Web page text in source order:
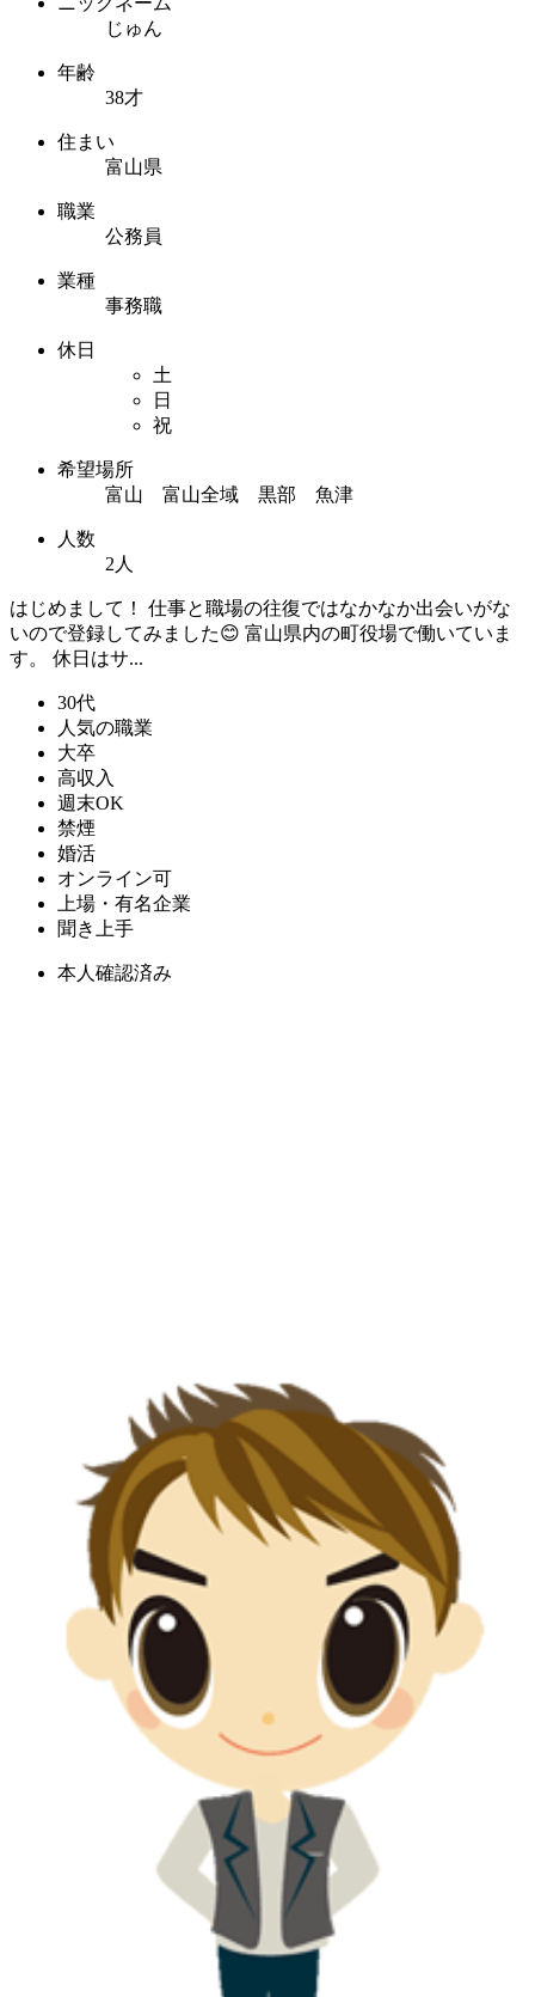
じゅん
年齢
38才
住まい
富山県
職業
公務員
業種
事務職
休日
土
日
祝
希望場所
富山 富山全域 黒部 魚津
人数
2人
はじめまして！ 仕事と職場の往復ではなかなか出会いがな
いので登録してみました😊 富山県内の町役場で働いていま
す。 休日はサ...
30代
人気の職業
大卒
高収入
週末OK
禁煙
婚活
オンライン可
上場・有名企業
聞き上手
本人確認済み